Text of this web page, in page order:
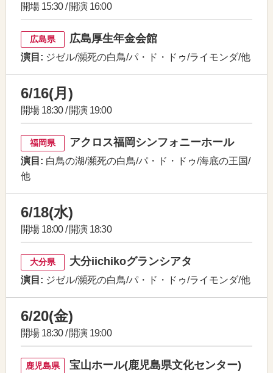
開場 15:30 / 開演 16:00
広島県 広島厚生年金会館
演目: ジゼル/瀕死の白鳥/パ・ド・ドゥ/ライモンダ/他
6/16(月)
開場 18:30 / 開演 19:00
福岡県 アクロス福岡シンフォニーホール
演目: 白鳥の湖/瀕死の白鳥/パ・ド・ドゥ/海底の王国/
他
6/18(水)
開場 18:00 / 開演 18:30
大分県 大分iichikoグランシアタ
演目: ジゼル/瀕死の白鳥/パ・ド・ドゥ/ライモンダ/他
6/20(金)
開場 18:30 / 開演 19:00
鹿児島県 宝山ホール(鹿児島県文化センター)